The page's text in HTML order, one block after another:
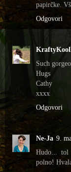
papirčke.
Odgovori
Such
Hugs
Cathy
xxxx
Odgovori
Ne-Ja 9.
Hudo... tol
polno!